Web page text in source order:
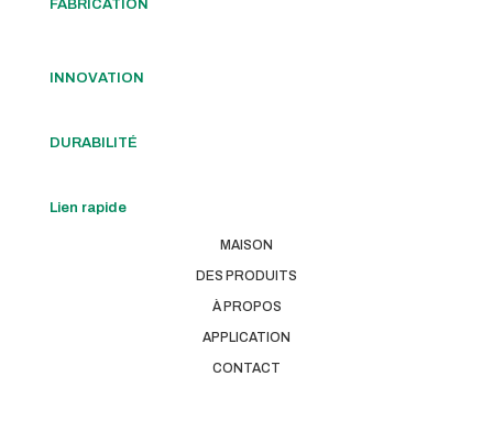
FABRICATION
INNOVATION
DURABILITÉ
Lien rapide
MAISON
DES PRODUITS
À PROPOS
APPLICATION
CONTACT